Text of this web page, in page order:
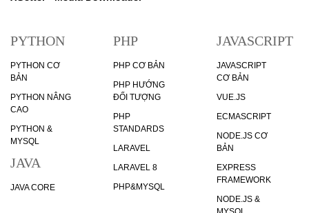
PYTHON
PYTHON CƠ
BẢN
PYTHON NÂNG
CAO
PYTHON &
MYSQL
JAVA
JAVA CORE
PHP
PHP CƠ BẢN
PHP HƯỚNG
ĐỐI TƯỢNG
PHP
STANDARDS
LARAVEL
LARAVEL 8
PHP&MYSQL
JAVASCRIPT
JAVASCRIPT
CƠ BẢN
VUE.JS
ECMASCRIPT
NODE.JS CƠ
BẢN
EXPRESS
FRAMEWORK
NODE.JS &